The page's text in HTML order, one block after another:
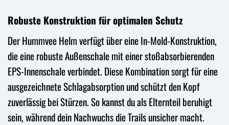
Robuste Konstruktion für optimalen Schutz
Der Hummvee Helm verfügt über eine In-Mold-Konstruktion,
die eine robuste Außenschale mit einer stoßabsorbierenden
EPS-Innenschale verbindet. Diese Kombination sorgt für eine
ausgezeichnete Schlagabsorption und schützt den Kopf
zuverlässig bei Stürzen. So kannst du als Elternteil beruhigt
sein, während dein Nachwuchs die Trails unsicher macht.